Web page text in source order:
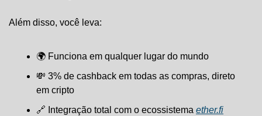
Além disso, você leva:
🌍 Funciona em qualquer lugar do mundo
💸 3% de cashback em todas as compras, direto
em cripto
🔗 Integração total com o ecossistema ether.fi